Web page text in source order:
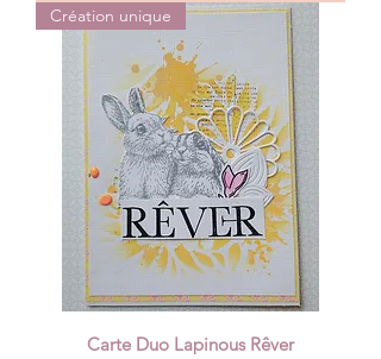
Création unique
Carte Duo Lapinous Rêver